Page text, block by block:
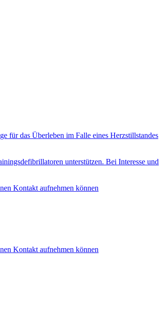
für das Überleben im Falle eines Herzstillstandes
unterstützen. Bei Interesse und
Kontakt aufnehmen können
Kontakt aufnehmen können